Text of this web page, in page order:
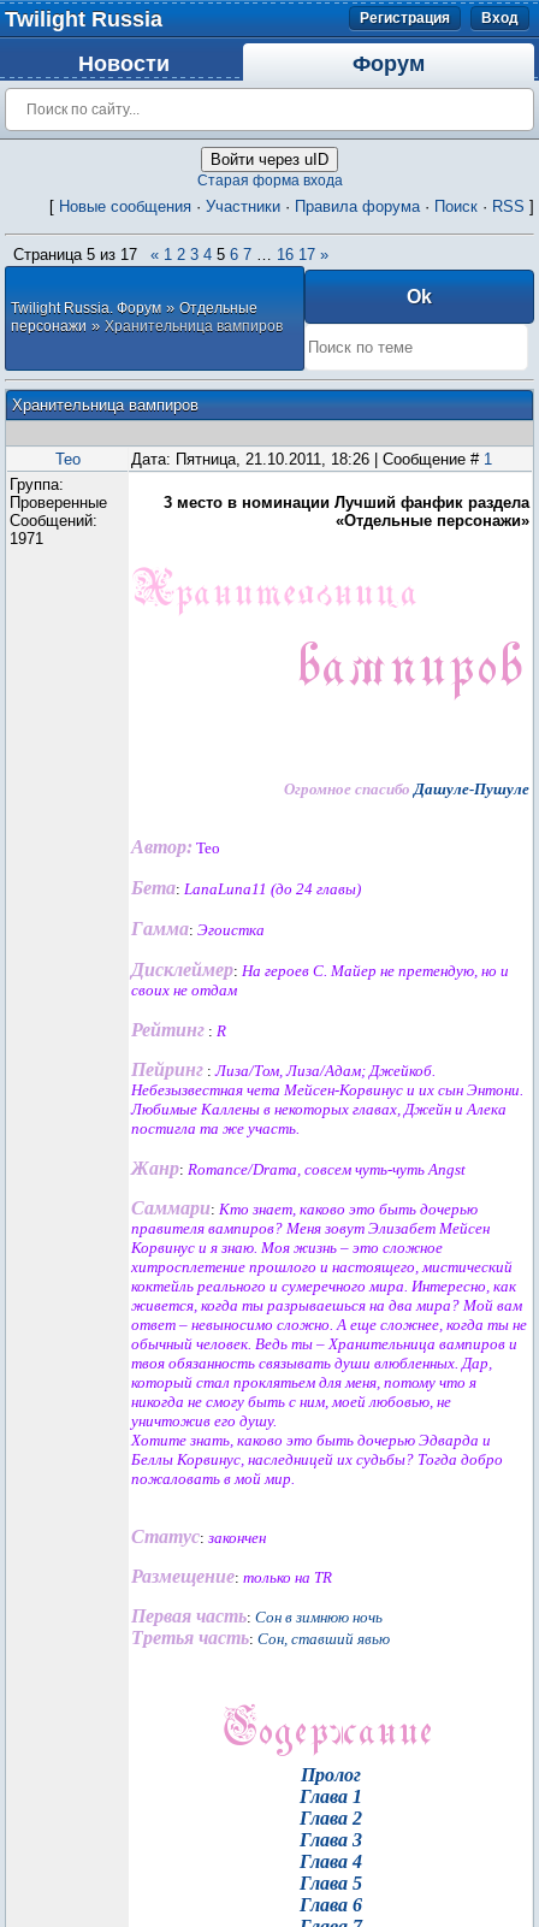
Twilight Russia Регистрация Вход
Новости Форум
Войти через uID
Старая форма входа
[ Новые сообщения · Участники · Правила форума· Поиск · RSS ]
Страница 5 из 17 « 1 2 3 4 5 6 7 … 16 17 »
Twilight Russia. Форум » Отдельные
персонажи » Хранительница вампиров
Хранительница вампиров
Teo Дата: Пятница, 21.10.2011, 18:26 | Сообщение # 1
Группа:
Проверенные
Сообщений:
1971
3 место в номинации Лучший фанфик раздела
«Отдельные персонажи»
Огромное спасибоДашуле-Пушуле
Автор: Teo
Бета: LanaLuna11 (до 24 главы)
Гамма: Эгоистка
Дисклеймер: На героев С. Майер не претендую, но и
своих не отдам
Рейтинг : R
Пейринг :Лиза/Том, Лиза/Адам; Джейкоб.
Небезызвестная чета Мейсен-Корвинус и их сын Энтони.
Любимые Каллены в некоторых главах, Джейн и Алека
постигла та же участь.
Жанр: Romance/Drama, совсем чуть-чуть Angst
Саммари: Кто знает, каково это быть дочерью
правителя вампиров? Меня зовут Элизабет Мейсен
Корвинус и я знаю. Моя жизнь – это сложное
хитросплетение прошлого и настоящего, мистический
коктейль реального и сумеречного мира. Интересно, как
живется, когда ты разрываешься на два мира? Мой вам
ответ – невыносимо сложно. А еще сложнее, когда ты не
обычный человек. Ведь ты – Хранительница вампиров и
твоя обязанность связывать души влюбленных. Дар,
который стал проклятьем для меня, потому что я
никогда не смогу быть с ним, моей любовью, не
уничтожив его душу.
Хотите знать, каково это быть дочерью Эдварда и
Беллы Корвинус, наследницей их судьбы? Тогда добро
пожаловать в мой мир.
Статус: закончен
Размещение: только на TR
Первая часть: Сон в зимнюю ночь
Третья часть: Сон, ставший явью
Пролог
Глава 1
Глава 2
Глава 3
Глава 4
Глава 5
Глава 6